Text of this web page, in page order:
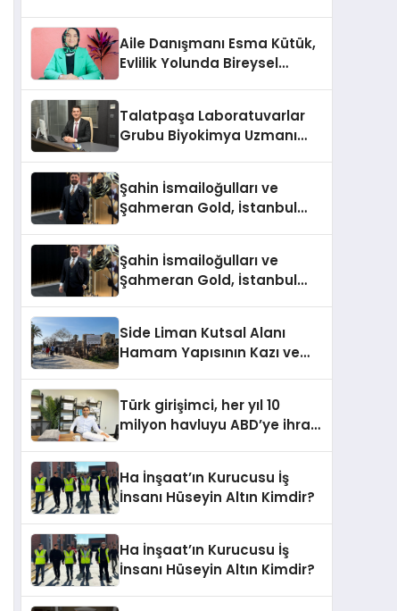
Aile Danışmanı Esma Kütük,
Evlilik Yolunda Bireysel
Talatpaşa Laboratuvarlar
Grubu Biyokimya Uzmanı
Şahin İsmailoğulları ve
Şahmeran Gold, İstanbul
Şahin İsmailoğulları ve
Şahmeran Gold, İstanbul
Side Liman Kutsal Alanı
Hamam Yapısının Kazı ve
Katkılarıyla Tamamlandı
Türk girişimci, her yıl 10
milyon havluyu ABD’ye ihraç
Ha İnşaat’ın Kurucusu İş
İnsanı Hüseyin Altın Kimdir?
Ha İnşaat’ın Kurucusu İş
İnsanı Hüseyin Altın Kimdir?